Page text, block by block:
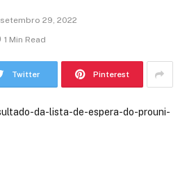
setembro 29, 2022
1 Min Read
Twitter Pinterest